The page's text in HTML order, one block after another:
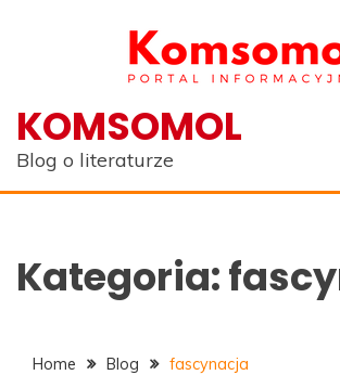
KOMSOMOL
Blog o literaturze
Kategoria:
Home Blog fascynacja